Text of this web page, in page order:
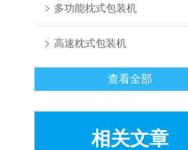
多功能枕式包装机
高速枕式包装机
查看全部
相关文章